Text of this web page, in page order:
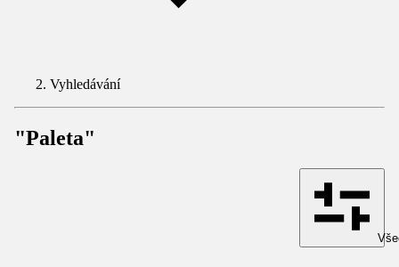
Vyhledávání
"Paleta"